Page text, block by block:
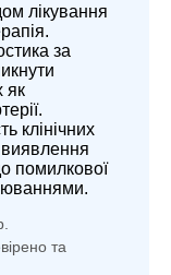
лікування
за
як
клінічних
помилкової
та